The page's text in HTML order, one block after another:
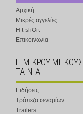
Αρχική
Μικρές αγγελίες
Η t-shOrt
Επικοινωνία
Η ΜΙΚΡΟΥ ΜΗΚΟΥΣ
ΤΑΙΝΙΑ
Ειδήσεις
Τράπεζα σεναρίων
Trailers